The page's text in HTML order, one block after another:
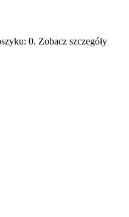
0. Zobacz szczegóły